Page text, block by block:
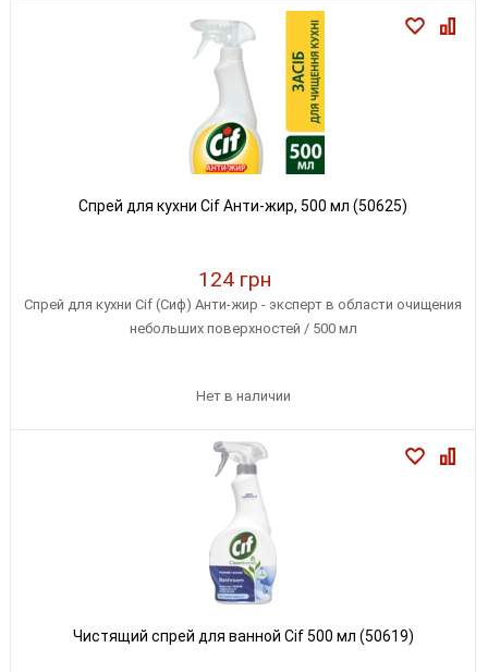
Спрей для кухни Cif Анти-жир, 500 мл (50625)
124 грн
Спрей для кухни Cif (Сиф) Анти-жир - эксперт в области очищения
небольших поверхностей / 500 мл
Нет в наличии
Чистящий спрей для ванной Cif 500 мл (50619)